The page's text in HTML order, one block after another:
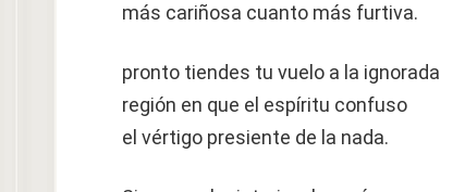
más cariñosa cuanto más furtiva.
pronto tiendes tu vuelo a la ignorada
región en que el espíritu confuso
el vértigo presiente de la nada.